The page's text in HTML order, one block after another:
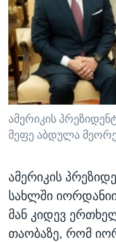
ᲡᲢᲣᲓᲘᲐ ᲕᲐᲨᲘᲜᲒᲢᲝᲜᲘ
ᲔᲙᲝᲜᲝᲛᲘᲙᲐ
ᲯᲐᲜᲛᲠᲗᲔᲚᲝᲑᲐ
ᲛᲔᲪᲜᲘᲔᲠᲔᲑᲐ
ᲘᲜᲢᲔᲠᲕᲘᲣ
ᲙᲣᲚᲢᲣᲠᲐ
ᲒᲐᲚᲘᲚᲔᲝ
Learning English
ᲗᲕᲐᲚᲘ ᲒᲕᲐᲓᲔᲕᲜᲔᲗ
ენები
ამერიკის
მეფე აბდულა
ამერიკის
სახლში
მან კიდევ
თაობაზე, რომ